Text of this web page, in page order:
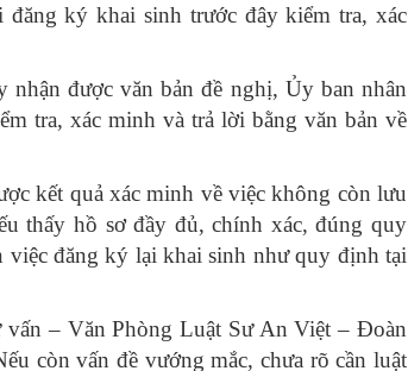
ký khai sinh trước đây kiểm tra, xác
được văn bản đề nghị, Ủy ban nhân
tra, xác minh và trả lời bằng văn bản về
kết quả xác minh về việc không còn lưu
thấy hồ sơ đầy đủ, chính xác, đúng quy
đăng ký lại khai sinh như quy định tại
– Văn Phòng Luật Sư An Việt – Đoàn
còn vấn đề vướng mắc, chưa rõ cần luật